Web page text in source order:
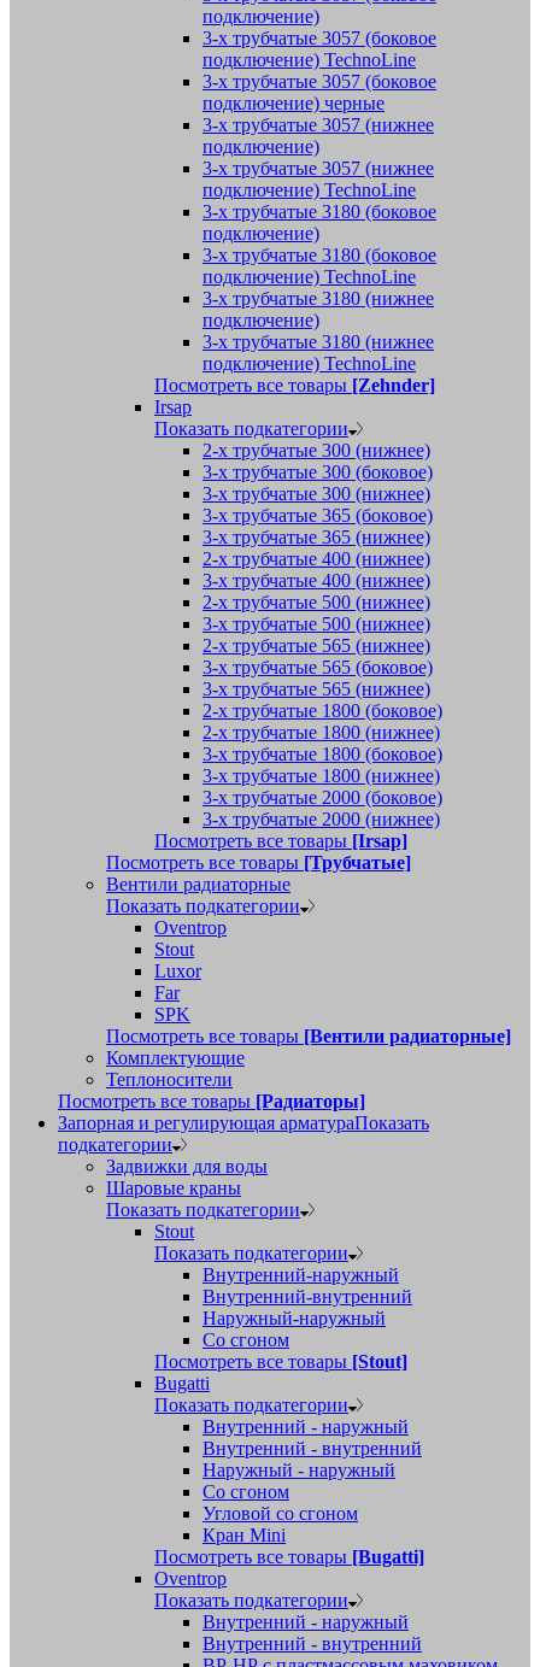
подключение)
3-х трубчатые 3057 (боковое
подключение) TechnoLine
3-х трубчатые 3057 (боковое
подключение) черные
3-х трубчатые 3057 (нижнее
подключение)
3-х трубчатые 3057 (нижнее
подключение) TechnoLine
3-х трубчатые 3180 (боковое
подключение)
3-х трубчатые 3180 (боковое
подключение) TechnoLine
3-х трубчатые 3180 (нижнее
подключение)
3-х трубчатые 3180 (нижнее
подключение) TechnoLine
Посмотреть все товары [Zehnder]
Irsap
Показать подкатегории
2-х трубчатые 300 (нижнее)
3-х трубчатые 300 (боковое)
3-х трубчатые 300 (нижнее)
3-х трубчатые 365 (боковое)
3-х трубчатые 365 (нижнее)
2-х трубчатые 400 (нижнее)
3-х трубчатые 400 (нижнее)
2-х трубчатые 500 (нижнее)
3-х трубчатые 500 (нижнее)
2-х трубчатые 565 (нижнее)
3-х трубчатые 565 (боковое)
3-х трубчатые 565 (нижнее)
2-х трубчатые 1800 (боковое)
2-х трубчатые 1800 (нижнее)
3-х трубчатые 1800 (боковое)
3-х трубчатые 1800 (нижнее)
3-х трубчатые 2000 (боковое)
3-х трубчатые 2000 (нижнее)
Посмотреть все товары [Irsap]
Посмотреть все товары [Трубчатые]
Вентили радиаторные
Показать подкатегории
Oventrop
Stout
Luxor
Far
SPK
Посмотреть все товары [Вентили радиаторные]
Комплектующие
Теплоносители
Посмотреть все товары [Радиаторы]
Запорная и регулирующая арматураПоказать
подкатегории
Задвижки для воды
Шаровые краны
Показать подкатегории
Stout
Показать подкатегории
Внутренний-наружный
Внутренний-внутренний
Наружный-наружный
Со сгоном
Посмотреть все товары [Stout]
Bugatti
Показать подкатегории
Внутренний - наружный
Внутренний - внутренний
Наружный - наружный
Со сгоном
Угловой со сгоном
Кран Mini
Посмотреть все товары [Bugatti]
Oventrop
Показать подкатегории
Внутренний - наружный
Внутренний - внутренний